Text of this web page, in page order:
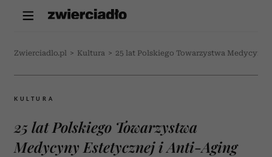
Zwierciadlo.pl > Kultura > 25 lat Polskiego Towarzystwa Medycyny
KULTURA
25 lat Polskiego Towarzystwa
Medycyny Estetycznej i Anti-Aging